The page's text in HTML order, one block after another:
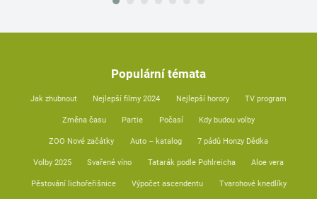
Populární témata
Jak zhubnout Nejlepší filmy 2024 Nejlepší horory TV program
Změna času Partie Počasí Kdy budou volby
ZOO Nové začátky Auto – katalog 7 pádů Honzy Dědka
Volby 2025 Svařené víno Tatarák podle Pohlreicha Aloe vera
Pěstování lichořeřišnice Výpočet ascendentu Tvarohové knedlíky